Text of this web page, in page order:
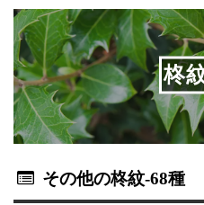
柊
その他の柊紋-68種